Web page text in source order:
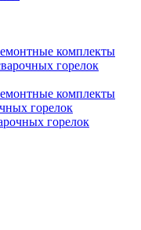
комплекты
горелок
комплекты
горелок
горелок